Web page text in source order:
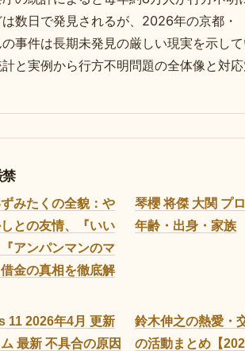
数日で発見されるが、2026年の京都・
事件は長期未発見の厳しい現実を示し
と実例から行方不明問題の全体像と対
禁
みたくの全貌：や
との友情、『いい
アンパンマンのマ
金の真相を徹底解
琴櫻 将傑 大関 プ
年齢・出身・家族
11 2026年4月 更新
最新 不具合の原因
鈴木伸之の熱愛・
の活動まとめ【